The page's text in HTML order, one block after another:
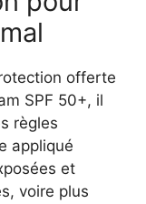
offerte
SPF 50+, il
règles
appliqué
et
voire plus